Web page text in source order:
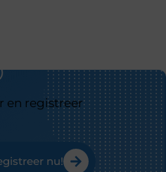
en registreer
nu!